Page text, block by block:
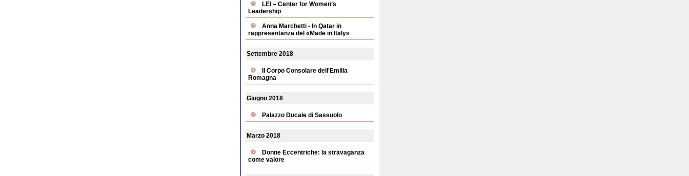
LEI – Center for Women’s
Leadership
Anna Marchetti - In Qatar in
rappresentanza del «Made in Italy»
Settembre 2018
Il Corpo Consolare dell'Emilia
Romagna
Giugno 2018
Palazzo Ducale di Sassuolo
Marzo 2018
Donne Eccentriche: la stravaganza
come valore